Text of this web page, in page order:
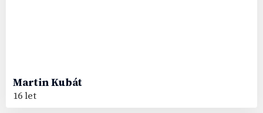
MartinKubát
16 let